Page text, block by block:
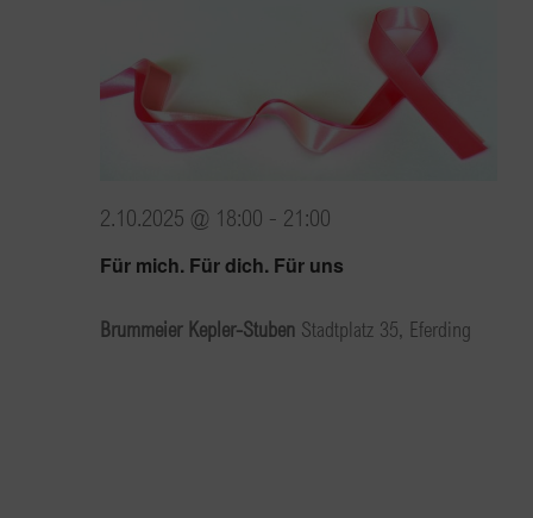
Für mich. Für dich. Für uns
2.10.2025 @ 18:00 - 21:00
Brummeier Kepler-Stuben Stadtplatz 35, Eferding